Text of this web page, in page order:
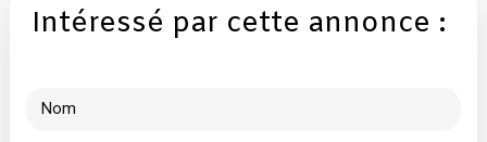
Intéressé par cette annonce :